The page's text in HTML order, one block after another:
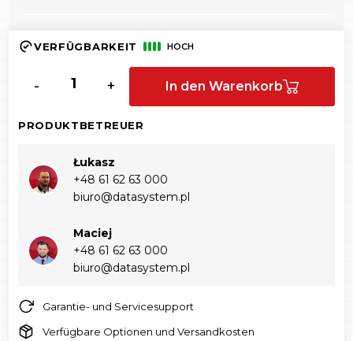
VERFÜGBARKEIT HOCH
- + In den Warenkorb
PRODUKTBETREUER
Łukasz
+48 61 62 63 000‬
biuro@datasystem.pl
Maciej
+48 61 62 63 000‬
biuro@datasystem.pl
Garantie- und Servicesupport
Verfügbare Optionen und Versandkosten